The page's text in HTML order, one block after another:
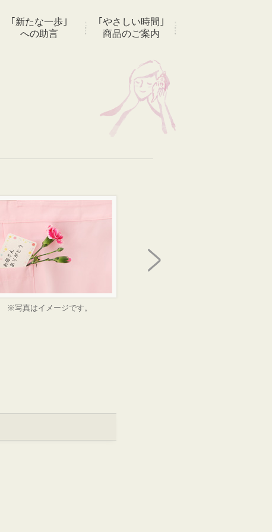
｢新たな一歩｣
への助言
｢やさしい時間｣
商品のご案内
※写真はイメージです。